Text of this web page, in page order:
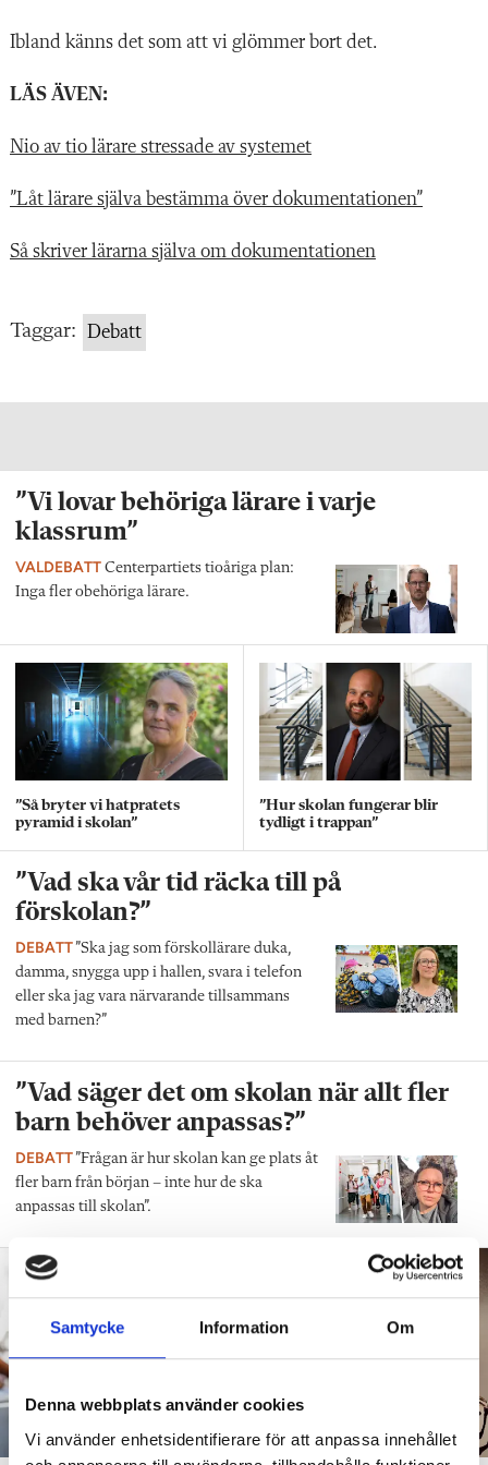
Samtycke Information Om
Denna webbplats använder cookies
Vi använder enhetsidentifierare för att anpassa innehållet
Ibland känns det som att vi glömmer bort det.
LÄS ÄVEN:
Nio av tio lärare stressade av systemet
”Låt lärare själva bestämma över dokumentationen”
Så skriver lärarna själva om dokumentationen
Taggar: Debatt
”Vi lovar behöriga lärare i varje
klassrum”
VALDEBATT Centerpartiets tioåriga plan:
Inga fler obehöriga lärare.
”Så bryter vi hatpratets
pyramid i skolan”
”Hur skolan fungerar blir
tydligt i trappan”
”Vad ska vår tid räcka till på
förskolan?”
DEBATT”Ska jag som förskollärare duka,
damma, snygga upp i hallen, svara i telefon
eller ska jag vara närvarande tillsammans
med barnen?”
”Vad säger det om skolan när allt fler
barn behöver anpassas?”
DEBATT”Frågan är hur skolan kan ge plats åt
fler barn från början – inte hur de ska
anpassas till skolan”.